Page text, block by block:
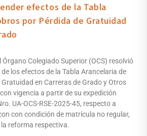
efectos de la Tabla
por Pérdida de Gratuidad
Órgano Colegiado Superior (OCS) resolvió
los efectos de la Tabla Arancelaria de
en Carreras de Grado y Otros
vigencia a partir de su expedición
UA-OCS-RSE-2025-45, respecto a
con condición de matrícula no regular,
reforma respectiva.